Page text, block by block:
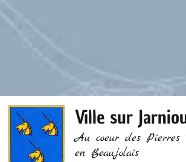
Ville sur
Au coeur des Pierres
en Beaujolais